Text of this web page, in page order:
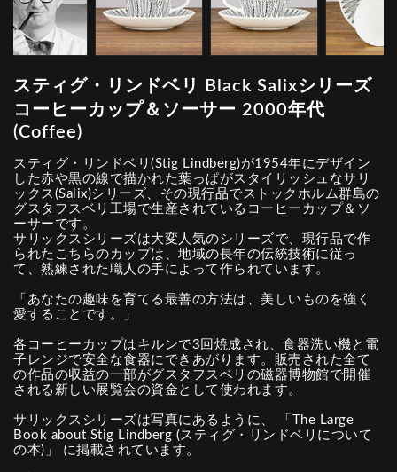
スティグ・リンドベリ Black Salixシリーズ
コーヒーカップ＆ソーサー 2000年代
(Coffee)
スティグ・リンドベリ(Stig Lindberg)が1954年にデザイン
した赤や黒の線で描かれた葉っぱがスタイリッシュなサリ
ックス(Salix)シリーズ、その現行品でストックホルム群島の
グスタフスベリ工場で生産されているコーヒーカップ＆ソ
ーサーです。
サリックスシリーズは大変人気のシリーズで、現行品で作
られたこちらのカップは、地域の長年の伝統技術に従っ
て、熟練された職人の手によって作られています。
「あなたの趣味を育てる最善の方法は、美しいものを強く
愛することです。」
各コーヒーカップはキルンで3回焼成され、食器洗い機と電
子レンジで安全な食器にできあがります。販売された全て
の作品の収益の一部がグスタフスベリの磁器博物館で開催
される新しい展覧会の資金として使われます。
サリックスシリーズは写真にあるように、 「The Large
Book about Stig Lindberg (スティグ・リンドベリについて
の本)」 に掲載されています。